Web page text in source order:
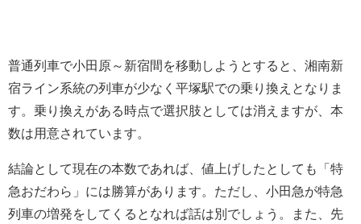
普通列車で小田原～新宿間を移動しようとすると、湘南新
宿ライン系統の列車が少なく平塚駅での乗り換えとなりま
す。乗り換えがある時点で選択肢としては消えますが、本
数は用意されています。
結論として現在の本数であれば、値上げしたとしても「特
急おだわら」には勝算があります。ただし、小田急が特急
列車の増発をしてくるとなれば話は別でしょう。また、先